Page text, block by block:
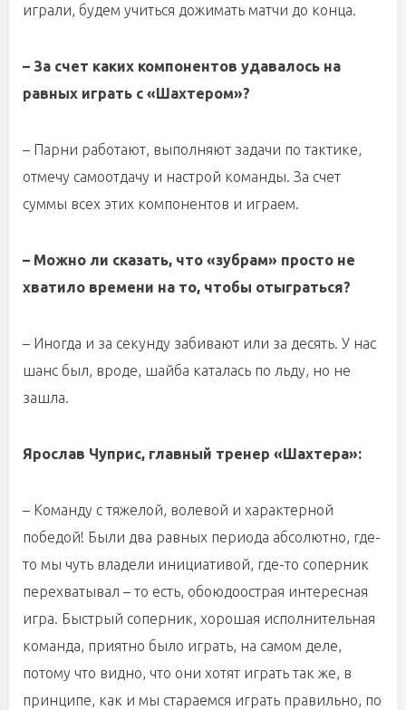
играли, будем учиться дожимать матчи до конца.
– За счет каких компонентов удавалось на
равных играть с «Шахтером»?
– Парни работают, выполняют задачи по тактике,
отмечу самоотдачу и настрой команды. За счет
суммы всех этих компонентов и играем.
– Можно ли сказать, что «зубрам» просто не
хватило времени на то, чтобы отыграться?
– Иногда и за секунду забивают или за десять. У нас
шанс был, вроде, шайба каталась по льду, но не
зашла.
Ярослав Чуприс, главный тренер «Шахтера»:
– Команду с тяжелой, волевой и характерной
победой! Были два равных периода абсолютно, где-
то мы чуть владели инициативой, где-то соперник
перехватывал – то есть, обоюдоострая интересная
игра. Быстрый соперник, хорошая исполнительная
команда, приятно было играть, на самом деле,
потому что видно, что они хотят играть так же, в
принципе, как и мы стараемся играть правильно, по